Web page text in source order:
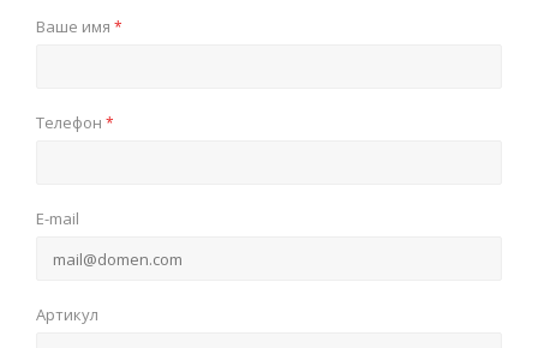
Ваше имя *
Телефон *
E-mail
Артикул